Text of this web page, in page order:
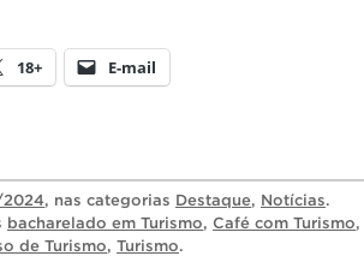
18+ E-mail
, nas categorias Destaque, Notícias.
bacharelado em Turismo, Café com Turismo,
de Turismo, Turismo.